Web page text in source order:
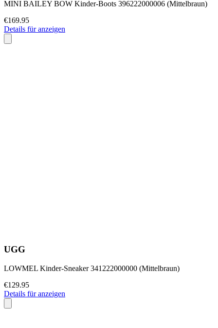
MINI BAILEY BOW Kinder-Boots 396222000006 (Mittelbraun)
€169.95
Details für anzeigen
UGG
LOWMEL Kinder-Sneaker 341222000000 (Mittelbraun)
€129.95
Details für anzeigen